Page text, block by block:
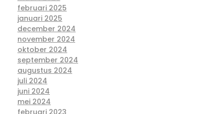
februari 2025
januari 2025
december 2024
november 2024
oktober 2024
september 2024
augustus 2024
juli 2024
juni 2024
mei 2024
februari 2023